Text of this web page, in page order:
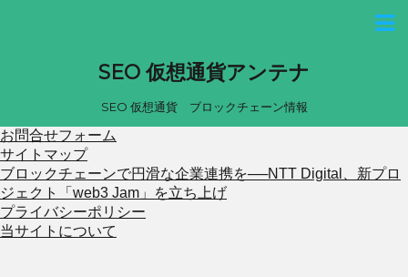
SEO 仮想通貨アンテナ
SEO 仮想通貨 ブロックチェーン情報
お問合せフォーム
サイトマップ
ブロックチェーンで円滑な企業連携を──NTT Digital、新プロ
ジェクト「web3 Jam」を立ち上げ
プライバシーポリシー
当サイトについて